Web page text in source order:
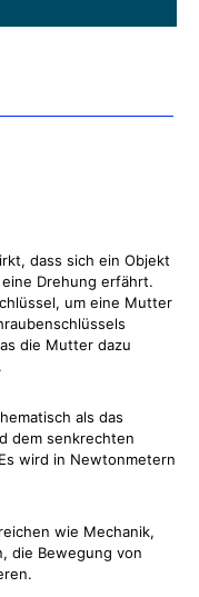
dass sich ein Objekt
Drehung erfährt.
um eine Mutter
die Mutter dazu
als das
dem senkrechten
wird in Newtonmetern
wie Mechanik,
die Bewegung von